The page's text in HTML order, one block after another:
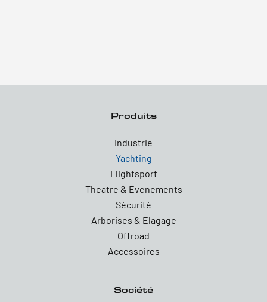
Produits
Industrie
Yachting
Flightsport
Theatre & Evenements
Sécurité
Arborises & Elagage
Offroad
Accessoires
Société